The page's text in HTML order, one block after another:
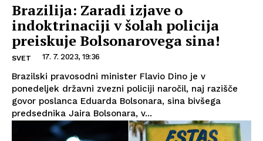
Brazilija: Zaradi izjave o
indoktrinaciji v šolah policija
preiskuje Bolsonarovega sina!
SVET 17. 7. 2023, 19:36
Brazilski pravosodni minister Flavio Dino je v
ponedeljek državni zvezni policiji naročil, naj razišče
govor poslanca Eduarda Bolsonara, sina bivšega
predsednika Jaira Bolsonara, v...